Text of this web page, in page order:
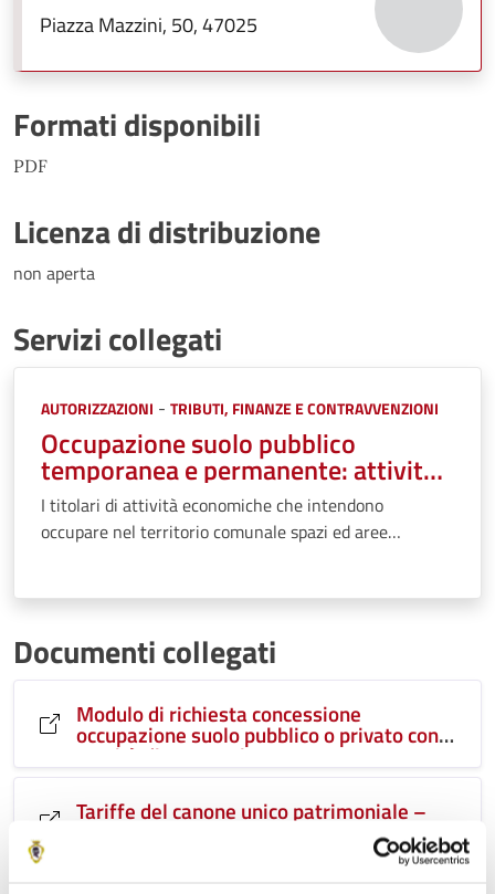
Piazza Mazzini, 50, 47025
Formati disponibili
PDF
Licenza di distribuzione
non aperta
Servizi collegati
Categorie:
AUTORIZZAZIONI - TRIBUTI, FINANZE E CONTRAVVENZIONI
Occupazione suolo pubblico
temporanea e permanente: attività
commerciali e pubblici esercizi
I titolari di attività economiche che intendono
occupare nel territorio comunale spazi ed aree
corrispondere il relativo canone di occupazione.
Documenti collegati
Modulo di richiesta concessione
occupazione suolo pubblico o privato con
servitù di passaggio
Tariffe del canone unico patrimoniale –
Allegato alla delibera G.C. n. 36/2021